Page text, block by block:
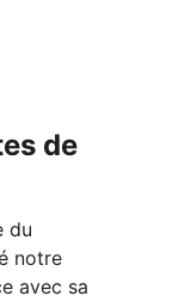
de
du
notre
avec sa